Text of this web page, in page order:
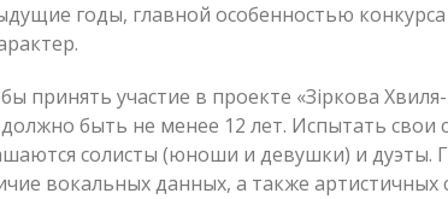
годы, главной особенностью конкурса
принять участие в проекте «Зіркова
быть не менее 12 лет. Испытать свои
солисты (юноши и девушки) и дуэты.
вокальных данных, а также артистичных